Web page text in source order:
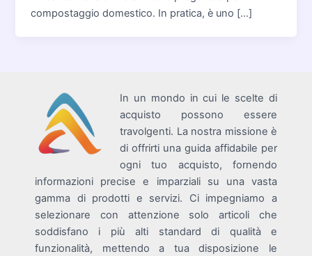
compostaggio domestico. In pratica, è uno […]
In un mondo in cui le scelte di
acquisto possono essere
travolgenti. La nostra missione è
di offrirti una guida affidabile per
ogni tuo acquisto, fornendo
informazioni precise e imparziali su una vasta
gamma di prodotti e servizi. Ci impegniamo a
selezionare con attenzione solo articoli che
soddisfano i più alti standard di qualità e
funzionalità, mettendo a tua disposizione le